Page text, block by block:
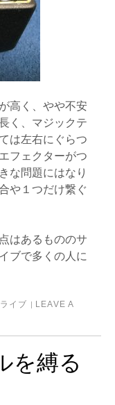
高く、やや不安
く、マジックテ
は左右にぐらつ
フェクターがつ
な問題にはなり
や１つだけ繋ぐ
はあるもののサ
ブで多くの人に
イブ
LEAVE A
を縛る